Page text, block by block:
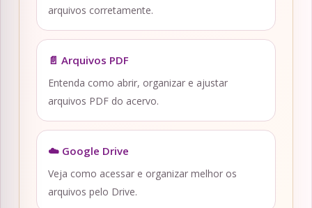
arquivos corretamente.
📄 Arquivos PDF
Entenda como abrir, organizar e ajustar
arquivos PDF do acervo.
☁️ Google Drive
Veja como acessar e organizar melhor os
arquivos pelo Drive.